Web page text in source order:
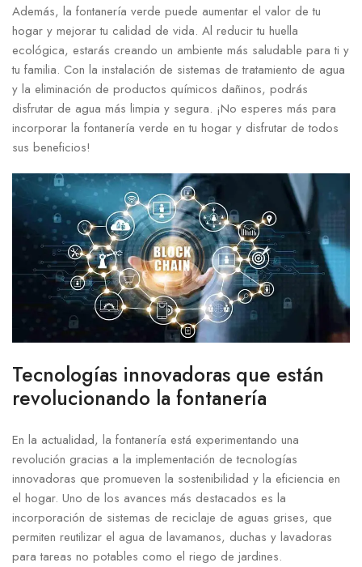
Además, la fontanería verde puede aumentar el valor de tu
hogar y mejorar tu calidad de vida. Al reducir tu huella
ecológica, estarás creando un ambiente más saludable para ti y
tu familia. Con la instalación de sistemas de tratamiento de agua
y la eliminación de productos químicos dañinos, podrás
disfrutar de agua más limpia y segura. ¡No esperes más para
incorporar la fontanería verde en tu hogar y disfrutar de todos
sus beneficios!
Tecnologías innovadoras que están
revolucionando la fontanería
En la actualidad, la fontanería está experimentando una
revolución gracias a la implementación de tecnologías
innovadoras que promueven la sostenibilidad y la eficiencia en
el hogar. Uno de los avances más destacados es la
incorporación de sistemas de reciclaje de aguas grises, que
permiten reutilizar el agua de lavamanos, duchas y lavadoras
para tareas no potables como el riego de jardines.